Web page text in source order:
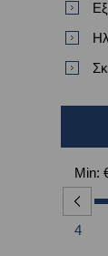
Min:
4